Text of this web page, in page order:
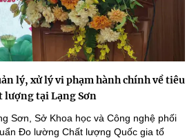
lý, xử lý vi phạm hành chính về tiêu
lượng tại Lạng Sơn
Sơn, Sở Khoa học và Công nghệ phối
Đo lường Chất lượng Quốc gia tổ